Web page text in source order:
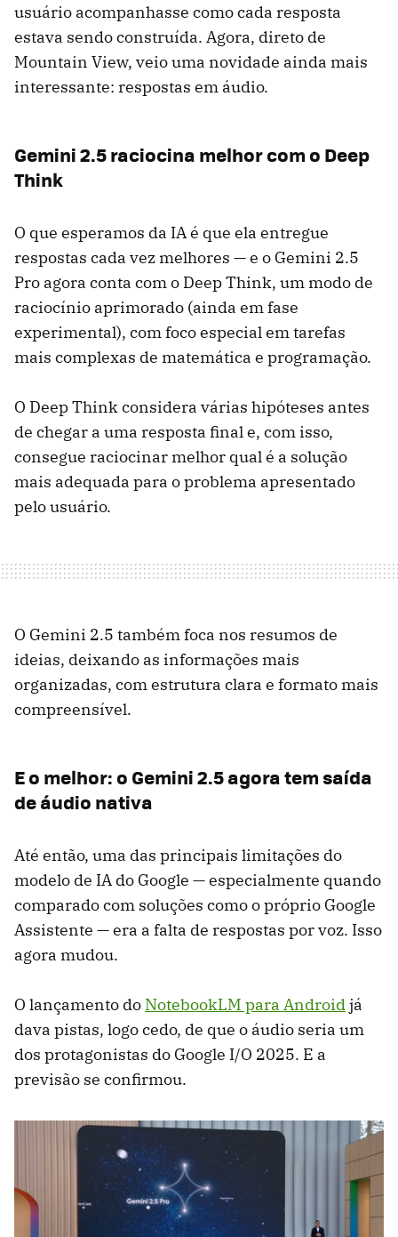
usuário acompanhasse como cada resposta
estava sendo construída. Agora, direto de
Mountain View, veio uma novidade ainda mais
interessante: respostas em áudio.
Gemini 2.5 raciocina melhor com o Deep
Think
O que esperamos da IA é que ela entregue
respostas cada vez melhores — e o Gemini 2.5
Pro agora conta com o Deep Think, um modo de
raciocínio aprimorado (ainda em fase
experimental), com foco especial em tarefas
mais complexas de matemática e programação.
O Deep Think considera várias hipóteses antes
de chegar a uma resposta final e, com isso,
consegue raciocinar melhor qual é a solução
mais adequada para o problema apresentado
pelo usuário.
O Gemini 2.5 também foca nos resumos de
ideias, deixando as informações mais
organizadas, com estrutura clara e formato mais
compreensível.
E o melhor: o Gemini 2.5 agora tem saída
de áudio nativa
Até então, uma das principais limitações do
modelo de IA do Google — especialmente quando
comparado com soluções como o próprio Google
Assistente — era a falta de respostas por voz. Isso
agora mudou.
O lançamento do NotebookLM para Androidjá
dava pistas, logo cedo, de que o áudio seria um
dos protagonistas do Google I/O 2025. E a
previsão se confirmou.